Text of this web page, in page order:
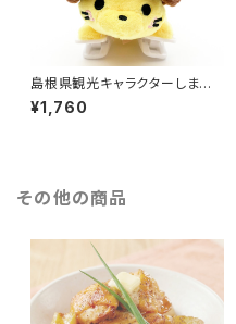
島根県観光キャラクターしまね
っこ つかまりマスコット
¥1,760
その他の商品